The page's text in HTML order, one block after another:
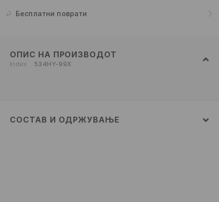
Бесплатни поврати
ОПИС НА ПРОИЗВОДОТ
Index 534HY-99X
СОСТАВ И ОДРЖУВАЊЕ